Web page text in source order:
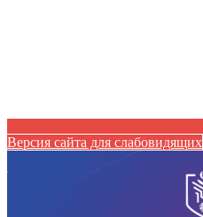
Версия сайта для слабовидящих